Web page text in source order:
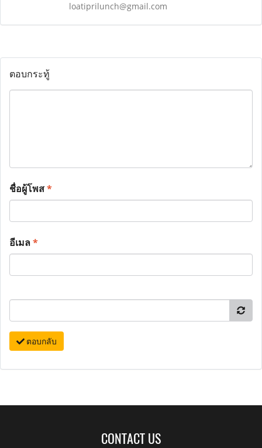
loatiprilunch@gmail.com
ตอบกระทู้
ชื่อผู้โพส*
อีเมล*
ตอบกลับ
CONTACT US